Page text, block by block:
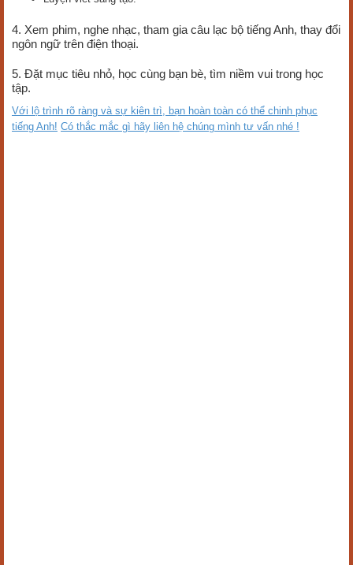
4. Xem phim, nghe nhạc, tham gia câu lạc bộ tiếng Anh, thay đổi
ngôn ngữ trên điện thoại.​
5. Đặt mục tiêu nhỏ, học cùng bạn bè, tìm niềm vui trong học
tập.​
Với lộ trình rõ ràng và sự kiên trì, bạn hoàn toàn có thể chinh phục
tiếng Anh! Có thắc mắc gì hãy liên hệ chúng mình tư vấn nhé !